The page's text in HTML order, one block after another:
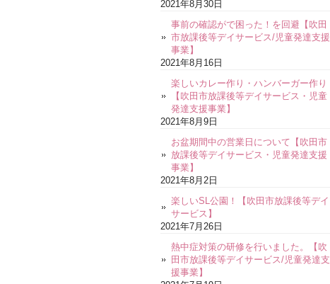
2021年8月30日
事前の確認がで困った！を回避【吹田
市放課後等デイサービス/児童発達支援
事業】
2021年8月16日
楽しいカレー作り・ハンバーガー作り
【吹田市放課後等デイサービス・児童
発達支援事業】
2021年8月9日
お盆期間中の営業日について【吹田市
放課後等デイサービス・児童発達支援
事業】
2021年8月2日
楽しいSL公園！【吹田市放課後等デイ
サービス】
2021年7月26日
熱中症対策の研修を行いました。【吹
田市放課後等デイサービス/児童発達支
援事業】